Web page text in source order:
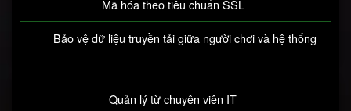
Mã hóa theo tiêu chuẩn SSL
Bảo vệ dữ liệu truyền tải giữa người chơi và hệ thống
Quản lý từ chuyên viên IT